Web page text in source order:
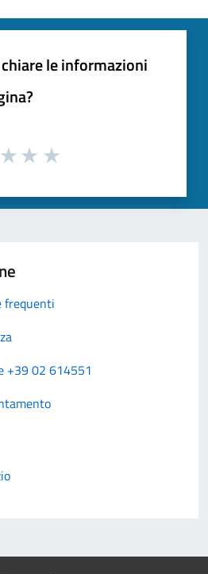
le informazioni
frequenti
+39 02 614551